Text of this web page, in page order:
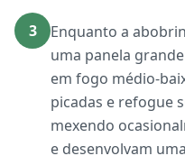
3
Enquanto a
uma panela
em fogo médio-
picadas e refogue
mexendo
e desenvolvam